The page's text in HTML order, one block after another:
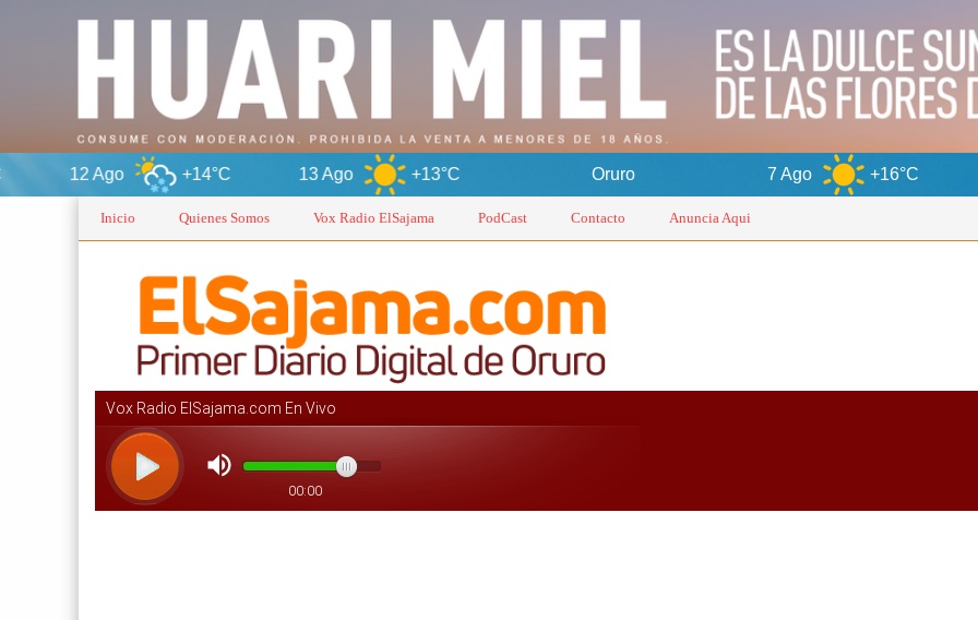
+14°C 13 Ago +13°C +16°C 8 Ago
Inicio Quienes Somos Vox Radio ElSajama PodCast Contacto Anuncia Aqui